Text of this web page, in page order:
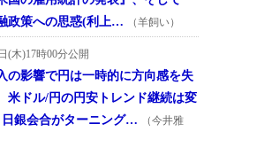
政策への思惑(利上…
（羊飼い）
(木)17時00分公開
の影響で円は一時的に方向感を失
米ドル/円の円安トレンド継続は変
日銀会合がターニング…
（今井雅